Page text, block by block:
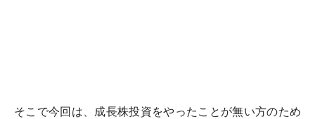
そこで今回は、成長株投資をやったことが無い方のため